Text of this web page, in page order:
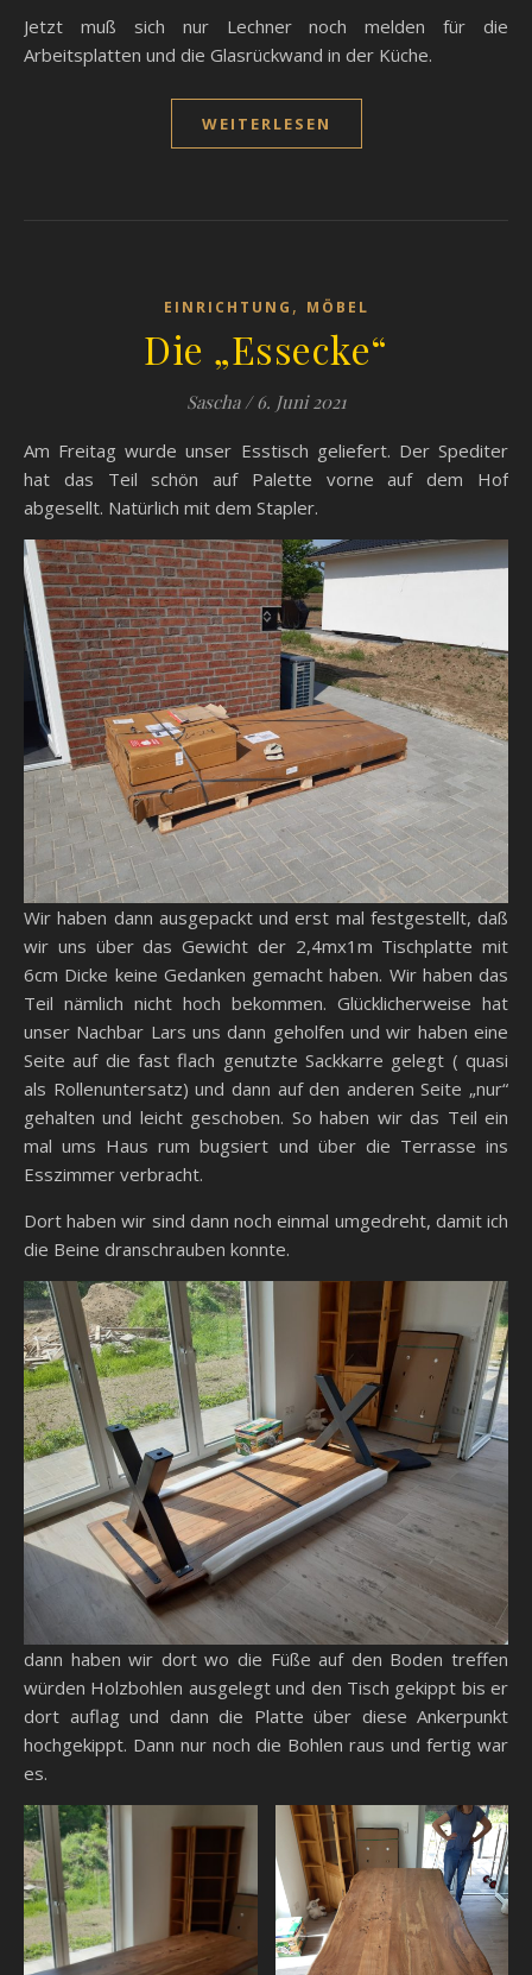
Jetzt muß sich nur Lechner noch melden für die
Arbeitsplatten und die Glasrückwand in der Küche.
WEITERLESEN
EINRICHTUNG , MÖBEL
Die „Essecke“
Sascha / 6. Juni 2021
Am Freitag wurde unser Esstisch geliefert. Der Spediter
hat das Teil schön auf Palette vorne auf dem Hof
abgesellt. Natürlich mit dem Stapler.
Wir haben dann ausgepackt und erst mal festgestellt, daß
wir uns über das Gewicht der 2,4mx1m Tischplatte mit
6cm Dicke keine Gedanken gemacht haben. Wir haben das
Teil nämlich nicht hoch bekommen. Glücklicherweise hat
unser Nachbar Lars uns dann geholfen und wir haben eine
Seite auf die fast flach genutzte Sackkarre gelegt ( quasi
als Rollenuntersatz) und dann auf den anderen Seite „nur“
gehalten und leicht geschoben. So haben wir das Teil ein
mal ums Haus rum bugsiert und über die Terrasse ins
Esszimmer verbracht.
Dort haben wir sind dann noch einmal umgedreht, damit ich
die Beine dranschrauben konnte.
dann haben wir dort wo die Füße auf den Boden treffen
würden Holzbohlen ausgelegt und den Tisch gekippt bis er
dort auflag und dann die Platte über diese Ankerpunkt
hochgekippt. Dann nur noch die Bohlen raus und fertig war
es.